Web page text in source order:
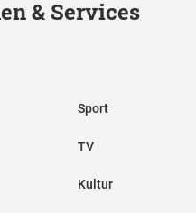
& Services
Sport
TV
Kultur